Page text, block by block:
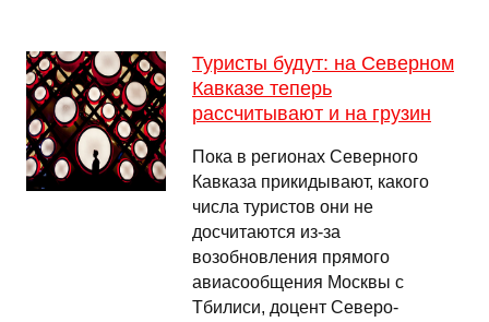
Туристы будут: на Северном
Кавказе теперь
рассчитывают и на грузин
Пока в регионах Северного
Кавказа прикидывают, какого
числа туристов они не
досчитаются из-за
возобновления прямого
авиасообщения Москвы с
Тбилиси, доцент Северо-